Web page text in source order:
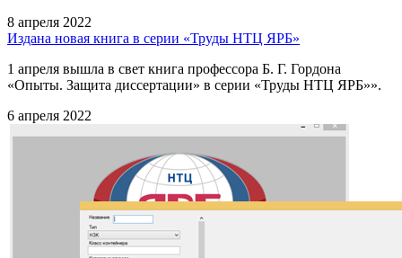
8 апреля 2022
Издана новая книга в серии «Труды НТЦ ЯРБ»
1 апреля вышла в свет книга профессора Б. Г. Гордона
«Опыты. Защита диссертации» в серии «Труды НТЦ ЯРБ»».
6 апреля 2022